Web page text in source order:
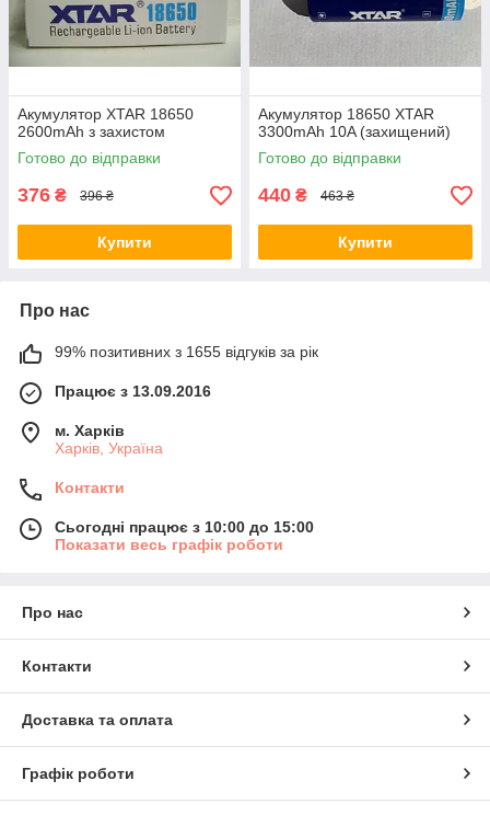
Акумулятор XTAR 18650
2600mAh з захистом
Готово до відправки
376 ₴ 396 ₴
Купити
Акумулятор 18650 XTAR
3300mAh 10A (захищений)
Готово до відправки
440 ₴ 463 ₴
Купити
Про нас
99% позитивних з 1655 відгуків за рік
Працює з 13.09.2016
м. Харків
Харків, Україна
Контакти
Сьогодні працює з 10:00 до 15:00
Показати весь графік роботи
Про нас
Контакти
Доставка та оплата
Графік роботи